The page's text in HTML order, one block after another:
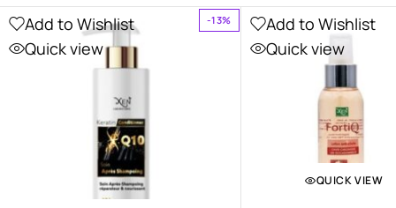
-13%
Add to Wishlist
Quick view
Add to Wishlist
Quick view
QUICK VIEW